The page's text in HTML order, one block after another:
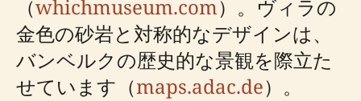
（whichmuseum.com）。ヴィラの
金色の砂岩と対称的なデザインは、
バンベルクの歴史的な景観を際立た
せています（maps.adac.de）。